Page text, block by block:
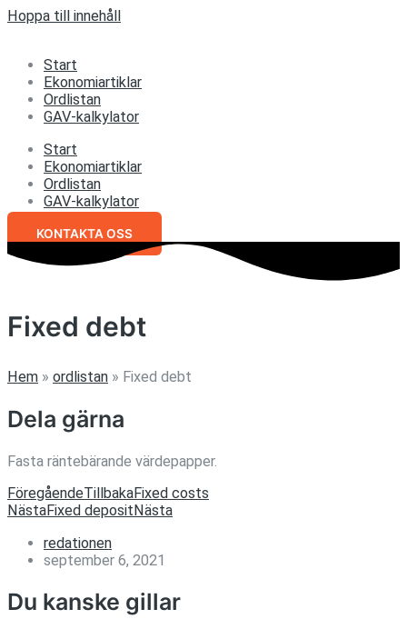
Hoppa till innehåll
Start
Ekonomiartiklar
Ordlistan
GAV-kalkylator
Start
Ekonomiartiklar
Ordlistan
GAV-kalkylator
KONTAKTA OSS
Fixed debt
Hem » ordlistan » Fixed debt
Dela gärna
Fasta räntebärande värdepapper.
FöregåendeTillbakaFixed costs
NästaFixed depositNästa
redationen
september 6, 2021
Du kanske gillar